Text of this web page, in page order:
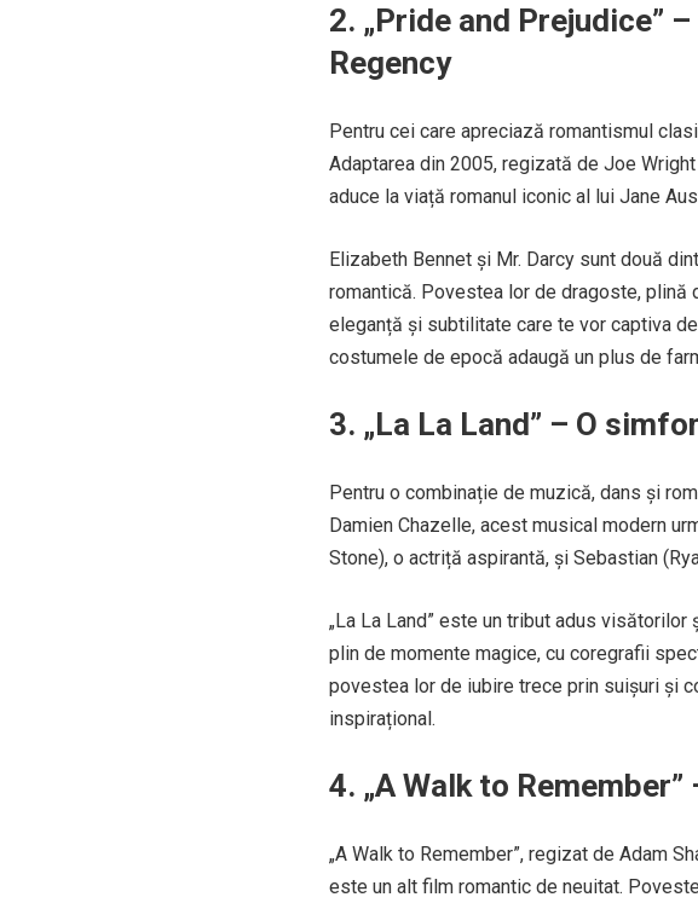
2. „Pride and Prejudice”
Regency
Pentru cei care apreciază romantismul
Adaptarea din 2005, regizată de Joe
aduce la viață romanul iconic al lui Jane
Elizabeth Bennet și Mr. Darcy sunt două
romantică. Povestea lor de dragoste,
eleganță și subtilitate care te vor captiva
costumele de epocă adaugă un plus de
3. „La La Land” – O
Pentru o combinație de muzică, dans și
Damien Chazelle, acest musical modern
Stone), o actriță aspirantă, și Sebastian
„La La Land” este un tribut adus
plin de momente magice, cu coregrafii
povestea lor de iubire trece prin suișuri și
inspirațional.
4. „A Walk to
„A Walk to Remember”, regizat de Adam
este un alt film romantic de neuitat.